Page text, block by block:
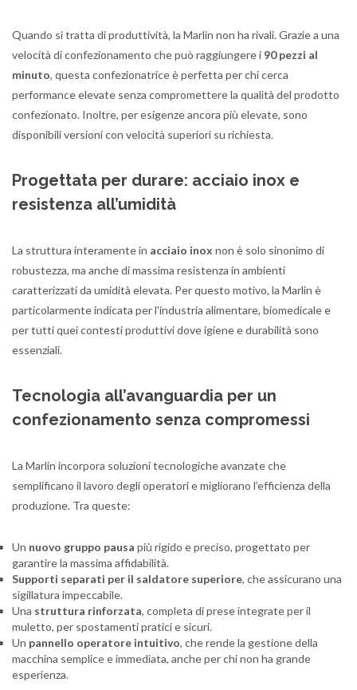
Quando si tratta di produttività, la Marlin non ha rivali. Grazie a una
velocità di confezionamento che può raggiungere i 90 pezzi al
minuto, questa confezionatrice è perfetta per chi cerca
performance elevate senza compromettere la qualità del prodotto
confezionato. Inoltre, per esigenze ancora più elevate, sono
disponibili versioni con velocità superiori su richiesta.
Progettata per durare: acciaio inox e
resistenza all’umidità
La struttura interamente in acciaio inox non è solo sinonimo di
robustezza, ma anche di massima resistenza in ambienti
caratterizzati da umidità elevata. Per questo motivo, la Marlin è
particolarmente indicata per l'industria alimentare, biomedicale e
per tutti quei contesti produttivi dove igiene e durabilità sono
essenziali.
Tecnologia all’avanguardia per un
confezionamento senza compromessi
La Marlin incorpora soluzioni tecnologiche avanzate che
semplificano il lavoro degli operatori e migliorano l’efficienza della
produzione. Tra queste:
Un nuovo gruppo pausa più rigido e preciso, progettato per
garantire la massima affidabilità.
Supporti separati per il saldatore superiore, che assicurano una
sigillatura impeccabile.
Una struttura rinforzata, completa di prese integrate per il
muletto, per spostamenti pratici e sicuri.
Un pannello operatore intuitivo, che rende la gestione della
macchina semplice e immediata, anche per chi non ha grande
esperienza.